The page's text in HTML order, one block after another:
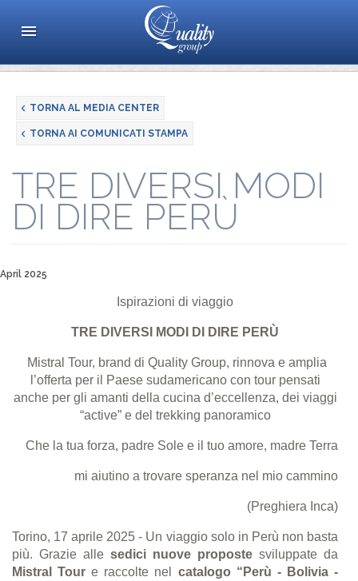
TORNA AL MEDIA CENTER
TORNA AI COMUNICATI STAMPA
TRE DIVERSI MODI
DI DIRE PERÙ
April 2025
Ispirazioni di viaggio
TRE DIVERSI MODI DI DIRE PERÙ
Mistral Tour, brand di Quality Group, rinnova e amplia
l’offerta per il Paese sudamericano con tour pensati
anche per gli amanti della cucina d’eccellenza, dei viaggi
“active” e del trekking panoramico
Che la tua forza, padre Sole e il tuo amore, madre Terra
mi aiutino a trovare speranza nel mio cammino
(Preghiera Inca)
Torino, 17 aprile 2025 - Un viaggio solo in Perù non basta
più. Grazie alle sedici nuove proposte sviluppate da
Mistral Tour e raccolte nel catalogo “ Perù - Bolivia -